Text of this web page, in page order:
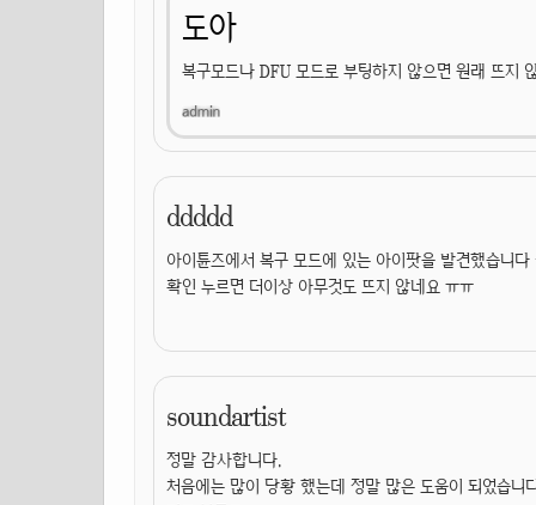
도아
복구모드나 DFU 모드로 부팅하지 않으면 원래 뜨지
ddddd
아이튠즈에서 복구 모드에 있는 아이팟을 발견했습니
확인 누르면 더이상 아무것도 뜨지 않네요 ㅠㅠ
soundartist
정말 감사합니다.
처음에는 많이 당황 했는데 정말 많은 도움이 되었습니